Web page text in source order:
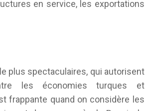
en service, les exportations
plus spectaculaires, qui autorisent
les économies turques et
frappante quand on considère les